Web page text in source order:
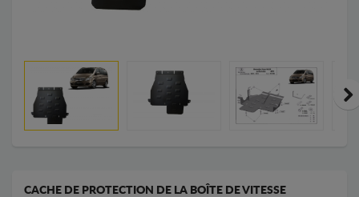
CACHE DE PROTECTION DE LA BOÎTE DE VITESSE